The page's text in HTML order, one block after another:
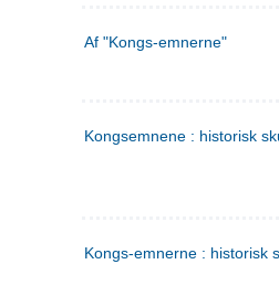
Af "Kongs-emnerne"
Kongsemnene : historisk
Kongs-emnerne : historisk